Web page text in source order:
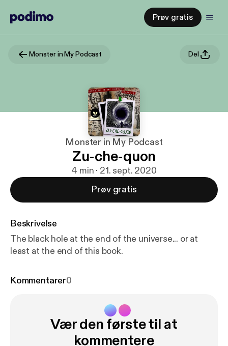
Prøv gratis
Monster in My Podcast Del
Monster in My Podcast
Zu-che-quon
4 min · 21. sept. 2020
Prøv gratis
Beskrivelse
The black hole at the end of the universe... or at
least at the end of this book.
Kommentarer0
Vær den første til at
kommentere